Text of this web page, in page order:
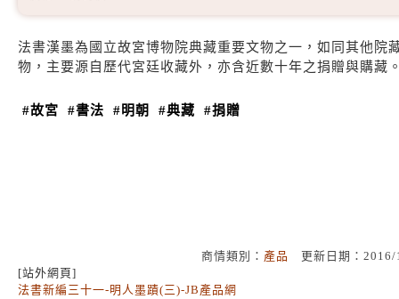
法書漢墨為國立故宮博物院典藏重要文物之一，如同其他院
物，主要源自歷代宮廷收藏外，亦含近數十年之捐贈與購藏
#故宮 #書法 #明朝 #典藏 #捐贈
商情類別： 產品
更新日期：
[站外網頁]
法書新編三十一-明人墨蹟(三)-JB產品網